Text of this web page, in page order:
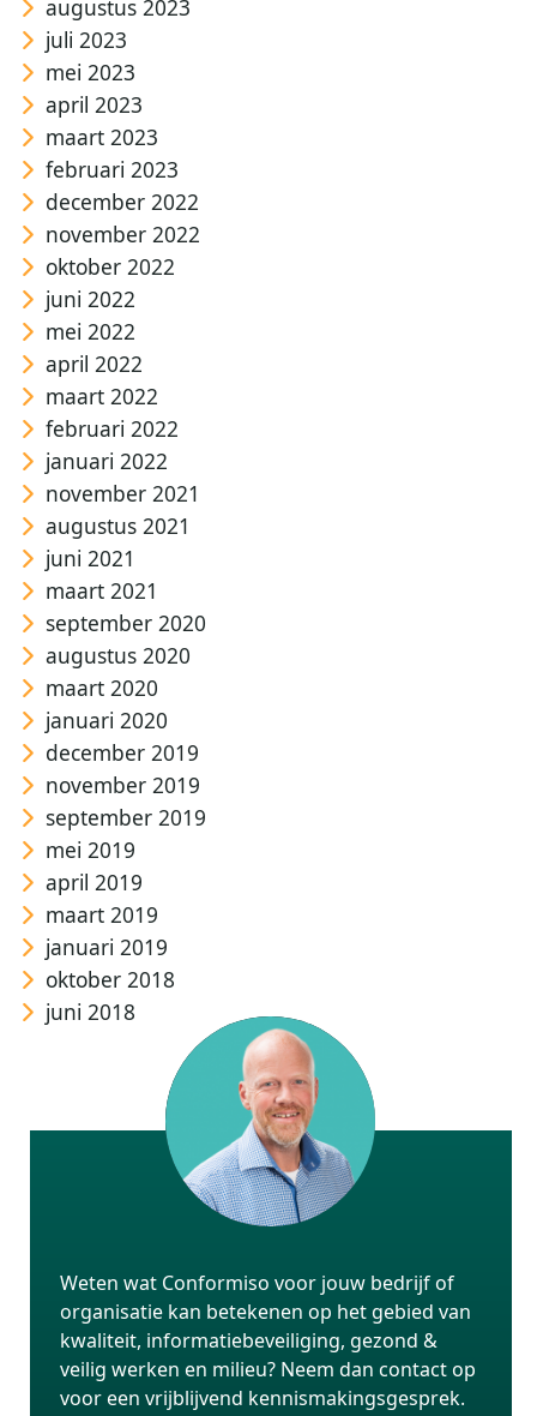
augustus 2023
juli 2023
mei 2023
april 2023
maart 2023
februari 2023
december 2022
november 2022
oktober 2022
juni 2022
mei 2022
april 2022
maart 2022
februari 2022
januari 2022
november 2021
augustus 2021
juni 2021
maart 2021
september 2020
augustus 2020
maart 2020
januari 2020
december 2019
november 2019
september 2019
mei 2019
april 2019
maart 2019
januari 2019
oktober 2018
juni 2018
Weten wat Conformiso voor jouw bedrijf of
organisatie kan betekenen op het gebied van
kwaliteit, informatiebeveiliging, gezond &
veilig werken en milieu? Neem dan contact op
voor een vrijblijvend kennismakingsgesprek.